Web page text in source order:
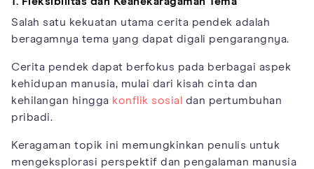
Salah satu kekuatan utama cerita pendek adalah
beragamnya tema yang dapat digali pengarangnya.
Cerita pendek dapat berfokus pada berbagai aspek
kehidupan manusia, mulai dari kisah cinta dan
kehilangan hingga konflik sosial
dan pertumbuhan
pribadi.
Keragaman topik ini memungkinkan penulis untuk
mengeksplorasi perspektif dan pengalaman manusia